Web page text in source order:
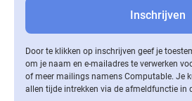
Door te klikken op inschrijven geef je
om je naam en e-mailadres te verwerken
of meer mailings namens Computable. Je
allen tijde intrekken via de af­meld­func­tie in